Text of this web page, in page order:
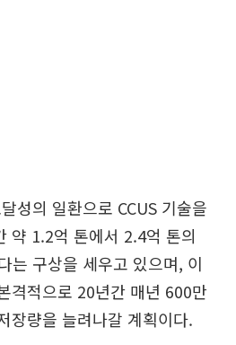
성의 일환으로 CCUS 기술을
약 1.2억 톤에서 2.4억 톤의
는 구상을 세우고 있으며, 이
격적으로 20년간 매년 600만
장량을 늘려나갈 계획이다.